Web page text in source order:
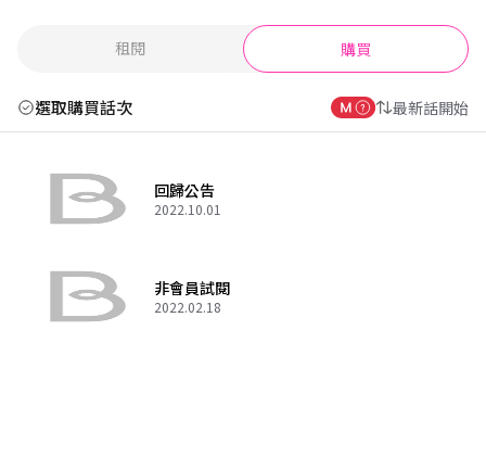
租閱 購買
選取購買話次 最新話開始
回歸公告
2022.10.01
非會員試閱
2022.02.18